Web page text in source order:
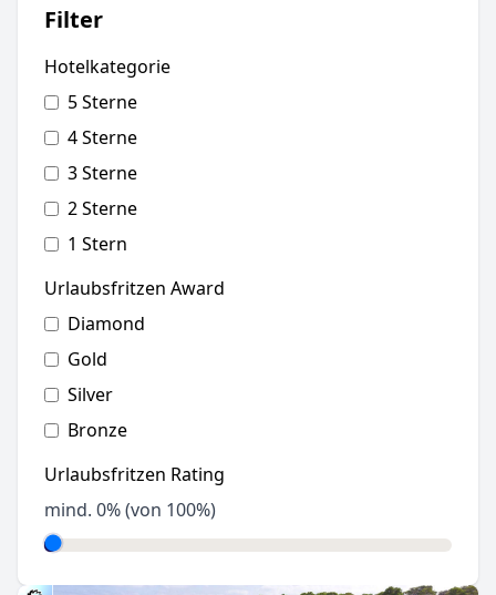
Filter
Hotelkategorie
5 Sterne
4 Sterne
3 Sterne
2 Sterne
1 Stern
Urlaubsfritzen Award
Diamond
Gold
Silver
Bronze
Urlaubsfritzen Rating
mind. 0% (von 100%)